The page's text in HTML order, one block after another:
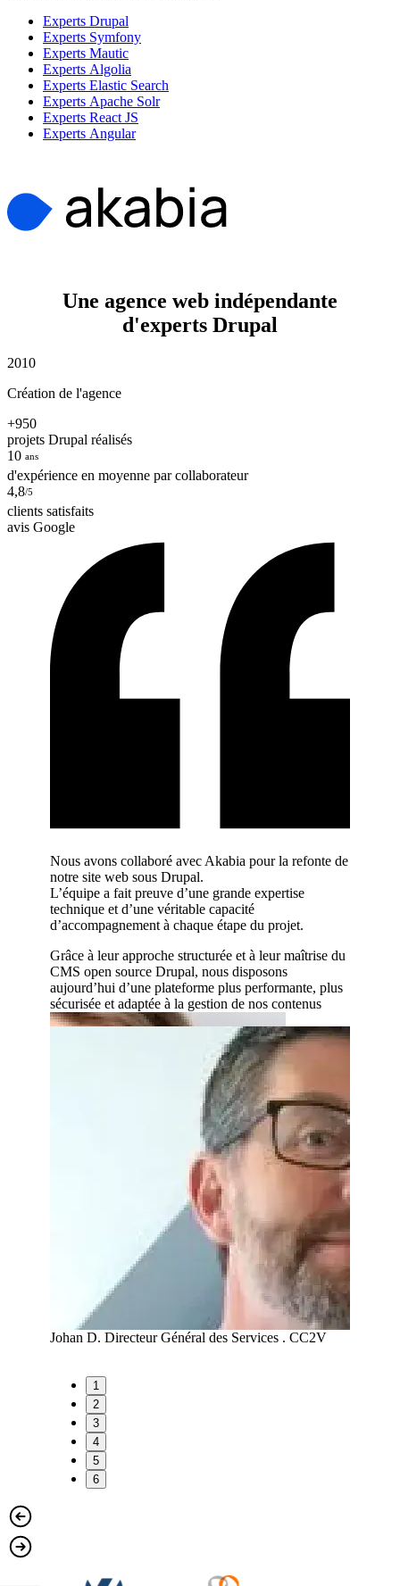
Experts Drupal
Experts Symfony
Experts Mautic
Experts Algolia
Experts Elastic Search
Experts Apache Solr
Experts React JS
Experts Angular
Une agence web indépendante
d'experts Drupal
2010
Création de l'agence
+950
projets Drupal réalisés
10 ans
d'expérience en moyenne par collaborateur
4,8/5
clients satisfaits
avis Google
Nous avons collaboré avec Akabia pour la refonte de
notre site web sous Drupal.
L’équipe a fait preuve d’une grande expertise
technique et d’une véritable capacité
d’accompagnement à chaque étape du projet.
Grâce à leur approche structurée et à leur maîtrise du
CMS open source Drupal, nous disposons
aujourd’hui d’une plateforme plus performante, plus
sécurisée et adaptée à la gestion de nos contenus
Johan D. Directeur Général des Services . CC2V
1
2
3
4
5
6